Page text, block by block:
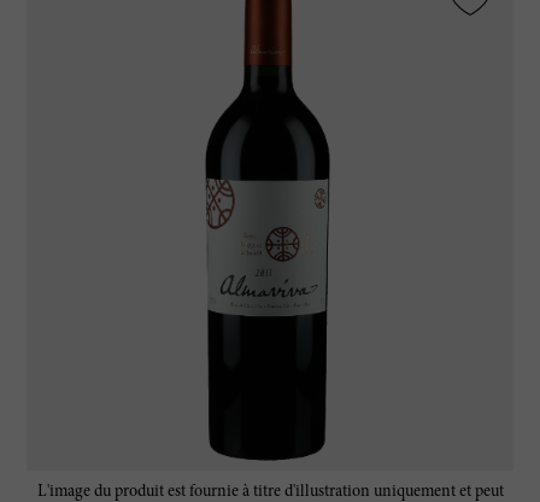
L'image du produit est fournie à titre d'illustration uniquement et peut